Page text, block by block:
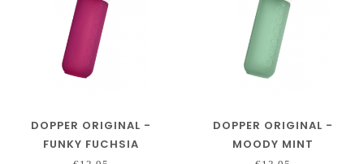
DOPPER ORIGINAL -
FUNKY FUCHSIA
DOPPER ORIGINAL -
MOODY MINT